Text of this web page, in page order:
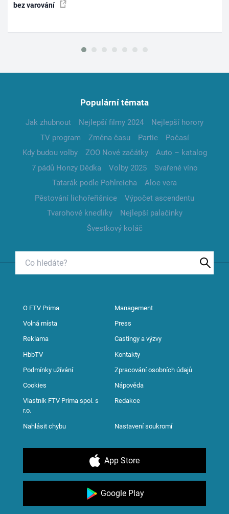
bez varování
Populární témata
Jak zhubnout Nejlepší filmy 2024
Nejlepší horory
TV program
Změna času Partie
Počasí
Kdy budou volby
ZOO Nové začátky
Auto – katalog
7 pádů Honzy Dědka
Volby 2025
Svařené víno
Tatarák podle Pohlreicha
Aloe vera
Pěstování lichořeřišnice
Výpočet ascendentu
Tvarohové knedlíky
Nejlepší palačinky
Švestkový koláč
O FTV Prima Management
Volná místa Press
Reklama Castingy a výzvy
HbbTV Kontakty
Podmínky užívání Zpracování osobních údajů
Cookies Nápověda
Vlastník FTV Prima spol. s
r.o.
Redakce
Nahlásit chybu Nastavení soukromí
App Store
Google Play